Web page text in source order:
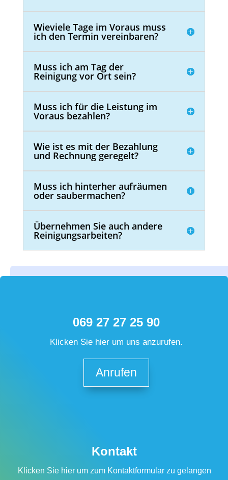
Wieviele Tage im Voraus muss
ich den Termin vereinbaren?
Muss ich am Tag der
Reinigung vor Ort sein?
Muss ich für die Leistung im
Voraus bezahlen?
Wie ist es mit der Bezahlung
und Rechnung geregelt?
Muss ich hinterher aufräumen
oder saubermachen?
Übernehmen Sie auch andere
Reinigungsarbeiten?
069 27 27 25 90
Klicken Sie hier um uns anzurufen.
Anrufen
Kontakt
Klicken Sie hier um zum Kontaktformular zu gelangen